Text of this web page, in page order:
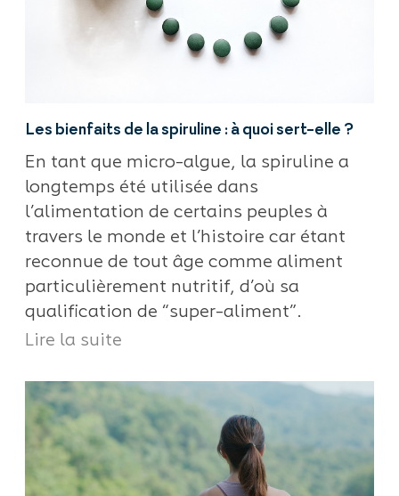
Les bienfaits de la spiruline : à quoi sert-elle ?
En tant que micro-algue, la spiruline a
longtemps été utilisée dans
l’alimentation de certains peuples à
travers le monde et l’histoire car étant
reconnue de tout âge comme aliment
particulièrement nutritif, d’où sa
qualification de “super-aliment”.
Lire la suite